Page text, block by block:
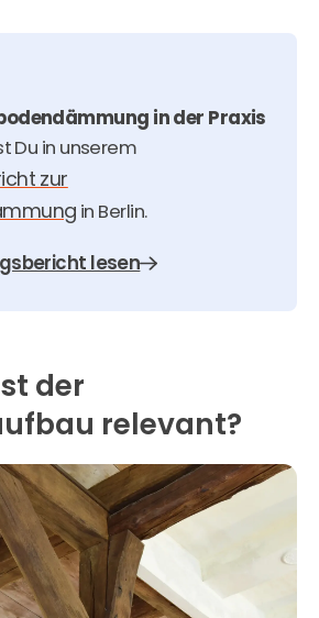
in der Praxis
Du in unserem
zur
in Berlin.
lesen
der
relevant?